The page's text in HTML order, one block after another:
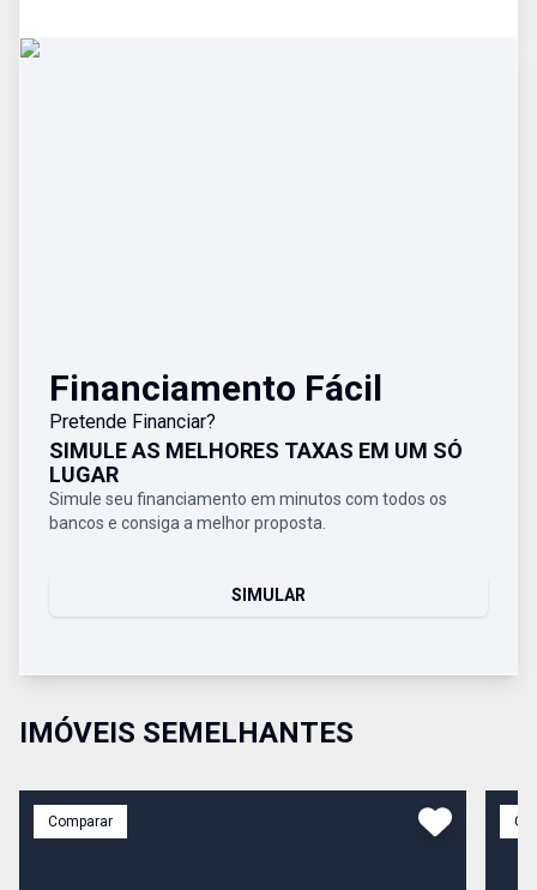
Financiamento Fácil
Pretende Financiar?
SIMULE AS MELHORES TAXAS EM UM SÓ
LUGAR
Simule seu financiamento em minutos com todos os
bancos e consiga a melhor proposta.
SIMULAR
IMÓVEIS SEMELHANTES
Comparar